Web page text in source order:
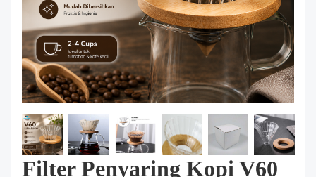
Filter Penyaring Kopi V60